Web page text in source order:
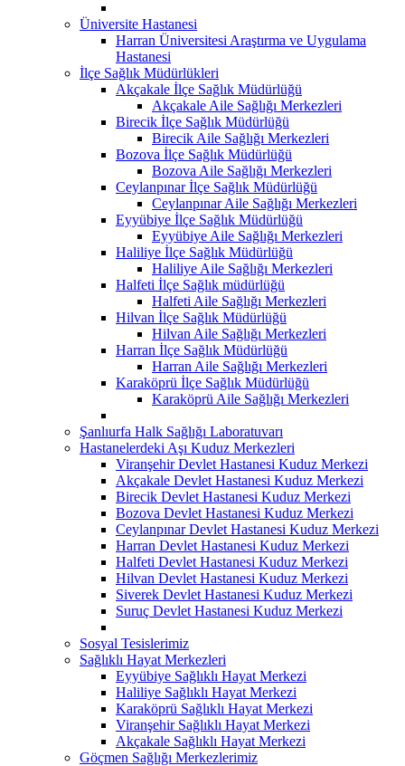
Üniversite Hastanesi
Harran Üniversitesi Araştırma ve Uygulama
Hastanesi
İlçe Sağlık Müdürlükleri
Akçakale İlçe Sağlık Müdürlüğü
Akçakale Aile Sağlığı Merkezleri
Birecik İlçe Sağlık Müdürlüğü
Birecik Aile Sağlığı Merkezleri
Bozova İlçe Sağlık Müdürlüğü
Bozova Aile Sağlığı Merkezleri
Ceylanpınar İlçe Sağlık Müdürlüğü
Ceylanpınar Aile Sağlığı Merkezleri
Eyyübiye İlçe Sağlık Müdürlüğü
Eyyübiye Aile Sağlığı Merkezleri
Haliliye İlçe Sağlık Müdürlüğü
Haliliye Aile Sağlığı Merkezleri
Halfeti İlçe Sağlık müdürlüğü
Halfeti Aile Sağlığı Merkezleri
Hilvan İlçe Sağlık Müdürlüğü
Hilvan Aile Sağlığı Merkezleri
Harran İlçe Sağlık Müdürlüğü
Harran Aile Sağlığı Merkezleri
Karaköprü İlçe Sağlık Müdürlüğü
Karaköprü Aile Sağlığı Merkezleri
Şanlıurfa Halk Sağlığı Laboratuvarı
Hastanelerdeki Aşı Kuduz Merkezleri
Viranşehir Devlet Hastanesi Kuduz Merkezi
Akçakale Devlet Hastanesi Kuduz Merkezi
Birecik Devlet Hastanesi Kuduz Merkezi
Bozova Devlet Hastanesi Kuduz Merkezi
Ceylanpınar Devlet Hastanesi Kuduz Merkezi
Harran Devlet Hastanesi Kuduz Merkezi
Halfeti Devlet Hastanesi Kuduz Merkezi
Hilvan Devlet Hastanesi Kuduz Merkezi
Siverek Devlet Hastanesi Kuduz Merkezi
Suruç Devlet Hastanesi Kuduz Merkezi
Sosyal Tesislerimiz
Sağlıklı Hayat Merkezleri
Eyyübiye Sağlıklı Hayat Merkezi
Haliliye Sağlıklı Hayat Merkezi
Karaköprü Sağlıklı Hayat Merkezi
Viranşehir Sağlıklı Hayat Merkezi
Akçakale Sağlıklı Hayat Merkezi
Göçmen Sağlığı Merkezlerimiz